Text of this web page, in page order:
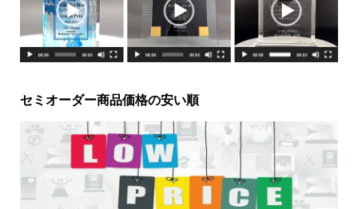
セミオーダー商品価格の安い順